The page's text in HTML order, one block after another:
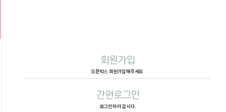
회원가입
오픈박스 회원가입해주세요.
간편로그인
로그인하러 갑시다.